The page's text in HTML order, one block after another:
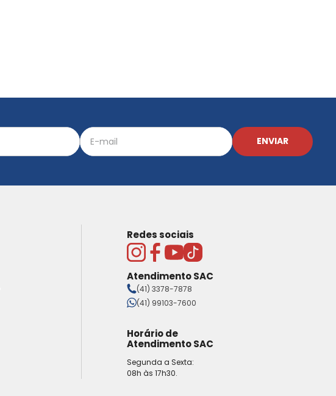
ENVIAR
Redes sociais
Atendimento SAC
(41) 3378-7878
(41) 99103-7600
Horário de
Atendimento SAC
Segunda a Sexta:
08h às 17h30.